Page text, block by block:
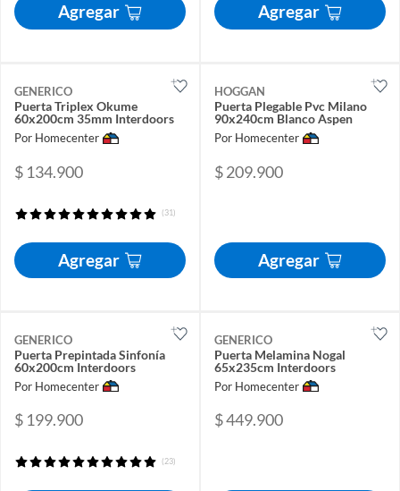
Agregar Agregar
GENERICO
Puerta Triplex Okume
60x200cm 35mm Interdoors
Por Homecenter
$ 134.900
(31)
Agregar
HOGGAN
Puerta Plegable Pvc Milano
90x240cm Blanco Aspen
Por Homecenter
$ 209.900
Agregar
GENERICO
Puerta Prepintada Sinfonía
60x200cm Interdoors
Por Homecenter
$ 199.900
(23)
GENERICO
Puerta Melamina Nogal
65x235cm Interdoors
Por Homecenter
$ 449.900